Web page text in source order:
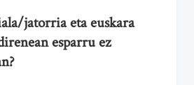
jatorria eta euskara
esparru ez